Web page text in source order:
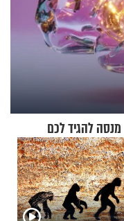
להגיד לכם